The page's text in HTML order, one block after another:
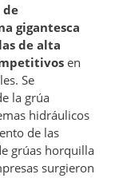
gigantesca
de alta
en
Se
la grúa
hidráulicos
de las
grúas horquilla
surgieron